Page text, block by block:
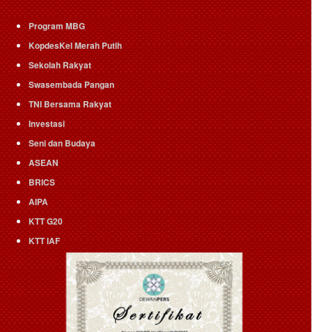
Program MBG
KopdesKel Merah Putih
Sekolah Rakyat
Swasembada Pangan
TNI Bersama Rakyat
Investasi
Seni dan Budaya
ASEAN
BRICS
AIPA
KTT G20
KTT IAF